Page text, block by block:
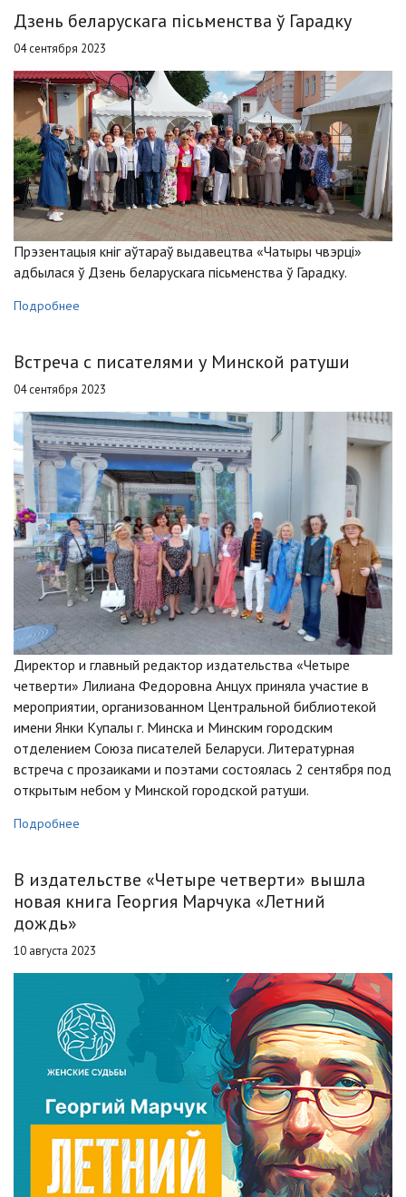
Дзень беларускага пісьменства ў Гарадку
04 сентября 2023
Прэзентацыя кніг аўтараў выдавецтва «Чатыры чвэрці»
адбылася ў Дзень беларускага пісьменства ў Гарадку.
Подробнее
Встреча с писателями у Минской ратуши
04 сентября 2023
Директор и главный редактор издательства «Четыре
четверти» Лилиана Федоровна Анцух приняла участие в
мероприятии, организованном Центральной библиотекой
имени Янки Купалы г. Минска и Минским городским
отделением Союза писателей Беларуси. Литературная
встреча с прозаиками и поэтами состоялась 2 сентября под
открытым небом у Минской городской ратуши.
Подробнее
В издательстве «Четыре четверти» вышла
новая книга Георгия Марчука «Летний
дождь»
10 августа 2023